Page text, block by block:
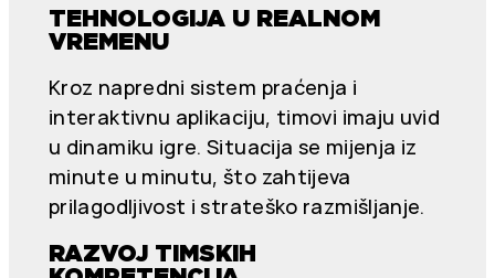
TEHNOLOGIJA U REALNOM
VREMENU
Kroz napredni sistem praćenja i
interaktivnu aplikaciju, timovi imaju uvid
u dinamiku igre. Situacija se mijenja iz
minute u minutu, što zahtijeva
prilagodljivost i strateško razmišljanje.
RAZVOJ TIMSKIH